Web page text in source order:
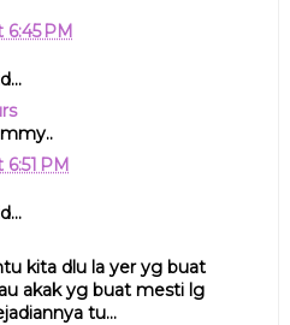
6:45 PM
PM
kita dlu la yer yg buat
akak yg buat mesti lg
tu...